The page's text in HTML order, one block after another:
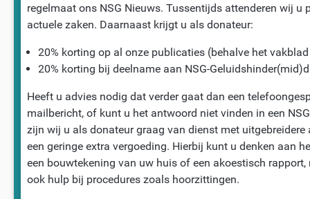
regelmaat ons NSG Nieuws. Tussentijds attenderen wij u
actuele zaken. Daarnaast krijgt u als donateur:
20% korting op al onze publicaties (behalve het
20% korting bij deelname aan NSG-
Heeft u advies nodig dat verder gaat dan een
mailbericht, of kunt u het antwoord niet vinden in een
zijn wij u als donateur graag van dienst met uitgebreidere
een geringe extra vergoeding. Hierbij kunt u denken aan
een bouwtekening van uw huis of een akoestisch
ook hulp bij procedures zoals hoorzittingen.